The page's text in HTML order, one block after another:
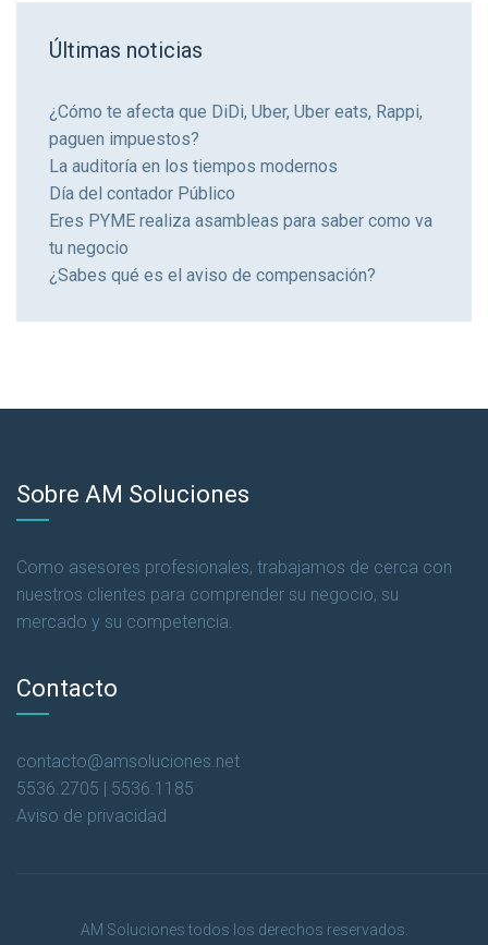
Últimas noticias
¿Cómo te afecta que DiDi, Uber, Uber eats, Rappi,
paguen impuestos?
La auditoría en los tiempos modernos
Día del contador Público
Eres PYME realiza asambleas para saber como va
tu negocio
¿Sabes qué es el aviso de compensación?
Sobre AM Soluciones
Como asesores profesionales, trabajamos de cerca con
nuestros clientes para comprender su negocio, su
mercado y su competencia.
Contacto
contacto@amsoluciones.net
5536.2705 | 5536.1185
Aviso de privacidad
AM Soluciones todos los derechos reservados.